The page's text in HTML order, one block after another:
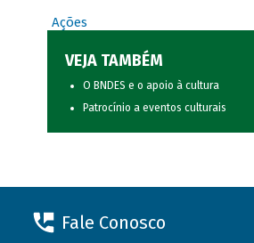
Ações
VEJA TAMBÉM
O BNDES e o apoio à cultura
Patrocínio a eventos culturais
Fale Conosco